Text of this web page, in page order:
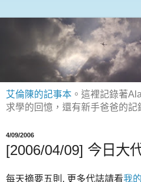
艾倫陳的記事本 。這裡記錄著
求學的回憶，還有新手爸爸的記
4/09/2006
[2006/04/09] 今日大
每天摘要五則, 更多代誌請看我